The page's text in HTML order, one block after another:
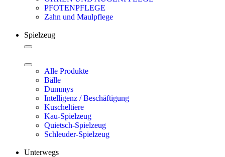
PFOTENPFLEGE
Zahn und Maulpflege
Spielzeug
Alle Produkte
Bälle
Dummys
Intelligenz / Beschäftigung
Kuscheltiere
Kau-Spielzeug
Quietsch-Spielzeug
Schleuder-Spielzeug
Unterwegs